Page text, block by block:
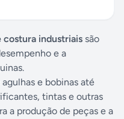
costura industriais são
e a
e bobinas até
tintas e outras
a produção de peças e a